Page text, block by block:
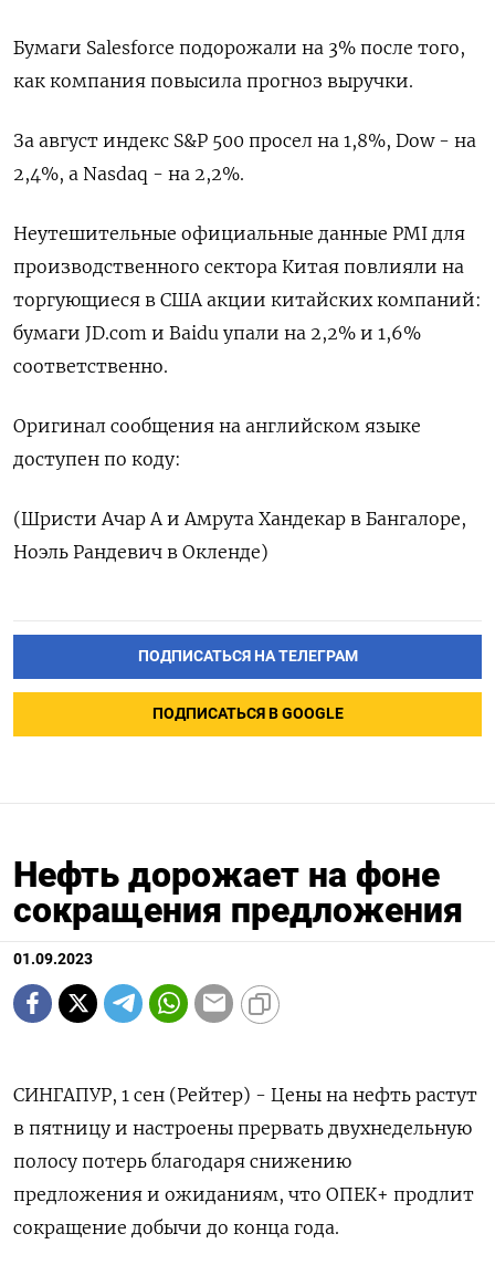
Бумаги Salesforce подорожали на 3% после того,
как компания повысила прогноз выручки.
За август индекс S&P 500 просел на 1,8%, Dow - на
2,4%, а Nasdaq - на 2,2%.
Неутешительные официальные данные PMI для
производственного сектора Китая повлияли на
торгующиеся в США акции китайских компаний:
бумаги JD.com и Baidu упали на 2,2% и 1,6%
соответственно.
Оригинал сообщения на английском языке
доступен по коду:
(Шристи Ачар А и Амрута Хандекар в Бангалоре,
Ноэль Рандевич в Окленде)
ПОДПИСАТЬСЯ НА ТЕЛЕГРАМ
ПОДПИСАТЬСЯ В GOOGLE
Нефть дорожает на фоне
сокращения предложения
01.09.2023
СИНГАПУР, 1 сен (Рейтер) - Цены на нефть растут
в пятницу и настроены прервать двухнедельную
полосу потерь благодаря снижению
предложения и ожиданиям, что ОПЕК+ продлит
сокращение добычи до конца года.